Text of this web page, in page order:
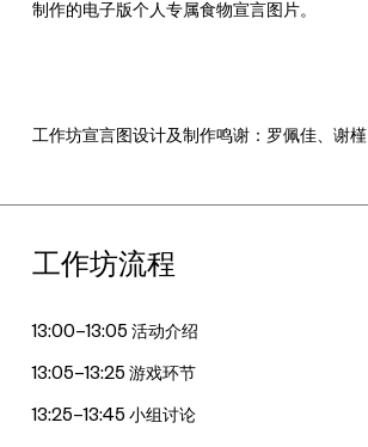
制作的电子版个人专属食物宣言图片。
工作坊宣言图设计及制作鸣谢：罗佩佳、谢槿
工作坊流程
13:00–13:05 活动介绍
13:05–13:25 游戏环节
13:25­–13:45 小组讨论